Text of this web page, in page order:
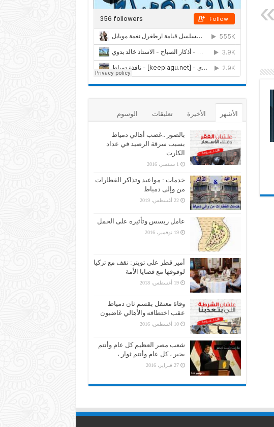
الأشهر الأخيرة تعليقات الوسوم
بالصور ..غضب أهالي دمياط
بسبب سرقة الرصيد في عداد
الكارت
1 سبتمبر، 2016
خدمات : مواعيد وتذاكر القطارات
من وإلى دمياط
22 أغسطس، 2019
عامل ريسس وتأثيره على الحمل
19 نوفمبر، 2016
أمير قطر على تويتر: نقف مع تركيا
لوقوفها مع قضايا الأمة
19 أغسطس، 2018
وفاة معتقل بقسم ثان دمياط
عقب اختطافه والأهالي غاضبون
10 أغسطس، 2016
شعب مصر العظيم كل عام وأنتم
بخير ، كل عام وأنتم ثوار ،
27 فبراير، 2016